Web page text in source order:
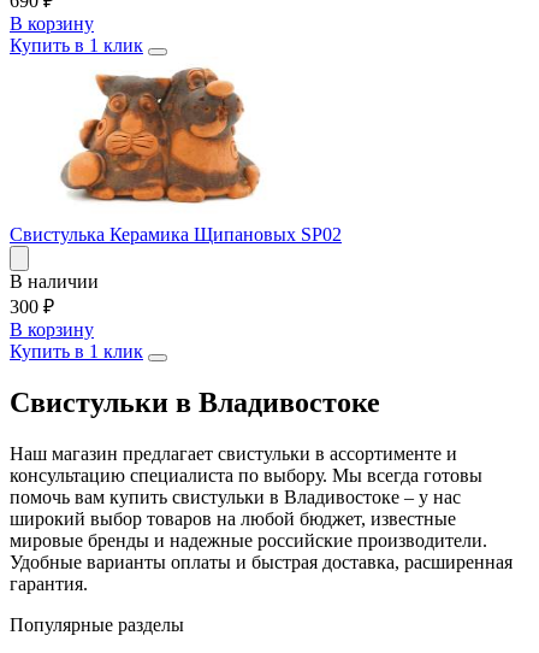
В корзину
Купить в 1 клик
Свистулька Керамика Щипановых SP02
В наличии
300 ₽
В корзину
Купить в 1 клик
Свистульки в Владивостоке
Наш магазин предлагает свистульки в ассортименте и
консультацию специалиста по выбору. Мы всегда готовы
помочь вам купить свистульки в Владивостоке – у нас
широкий выбор товаров на любой бюджет, известные
мировые бренды и надежные российские производители.
Удобные варианты оплаты и быстрая доставка, расширенная
гарантия.
Популярные разделы